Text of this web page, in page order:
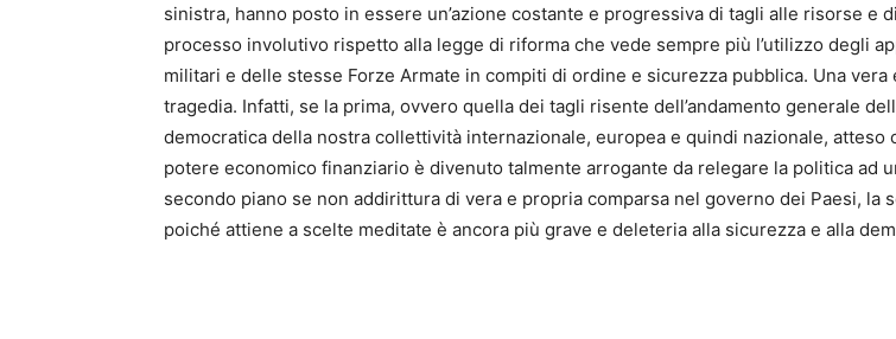
sinistra, hanno posto in essere un’azione costante e progressiva di tagli alle risorse e
processo involutivo rispetto alla legge di riforma che vede sempre più l’utilizzo degli
militari e delle stesse Forze Armate in compiti di ordine e sicurezza pubblica. Una vera
tragedia. Infatti, se la prima, ovvero quella dei tagli risente dell’andamento generale
democratica della nostra collettività internazionale, europea e quindi nazionale, atteso
potere economico finanziario è divenuto talmente arrogante da relegare la politica ad
secondo piano se non addirittura di vera e propria comparsa nel governo dei Paesi, la
poiché attiene a scelte meditate è ancora più grave e deleteria alla sicurezza e alla